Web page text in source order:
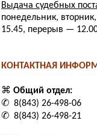
Выдача судебных
понедельник,
15.45, перерыв —
КОНТАКТНАЯ
⌘ Общий отдел:
✆ 8(843) 26-498-06
✆ 8(843) 26-498-21